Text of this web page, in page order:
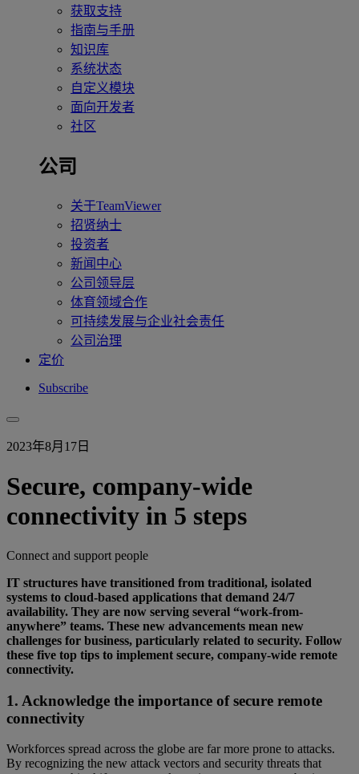
获取支持
指南与手册
知识库
系统状态
自定义模块
面向开发者
社区
公司
关于TeamViewer
招贤纳士
投资者
新闻中心
公司领导层
体育领域合作
可持续发展与企业社会责任
公司治理
定价
Subscribe
2023年8月17日
Secure, company-wide
connectivity in 5 steps
Connect and support people
IT structures have transitioned from traditional, isolated
systems to cloud-based applications that demand 24/7
availability. They are now serving several “work-from-
anywhere” teams. These new advancements mean new
challenges for business, particularly related to security. Follow
these five top tips to implement secure, company-wide remote
connectivity.
1. Acknowledge the importance of secure remote
connectivity
Workforces spread across the globe are far more prone to attacks.
By recognizing the new attack vectors and security threats that